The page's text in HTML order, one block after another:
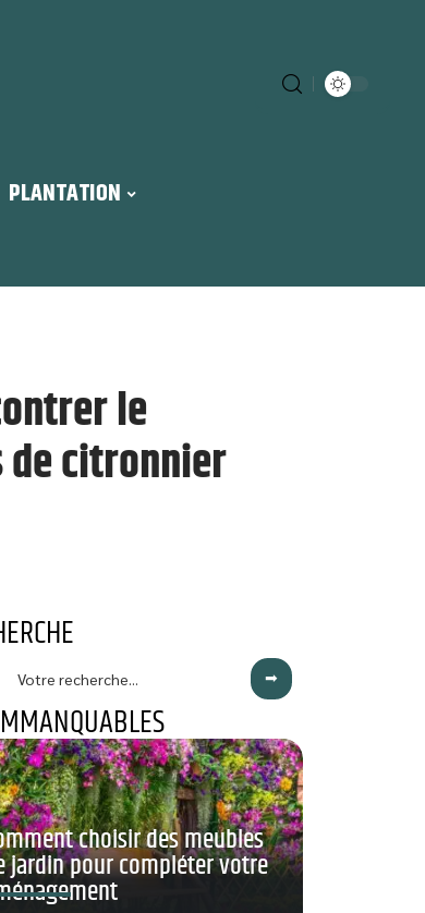
PLANTATION
le
citronnier
choisir des meubles
jardin pour compléter votre